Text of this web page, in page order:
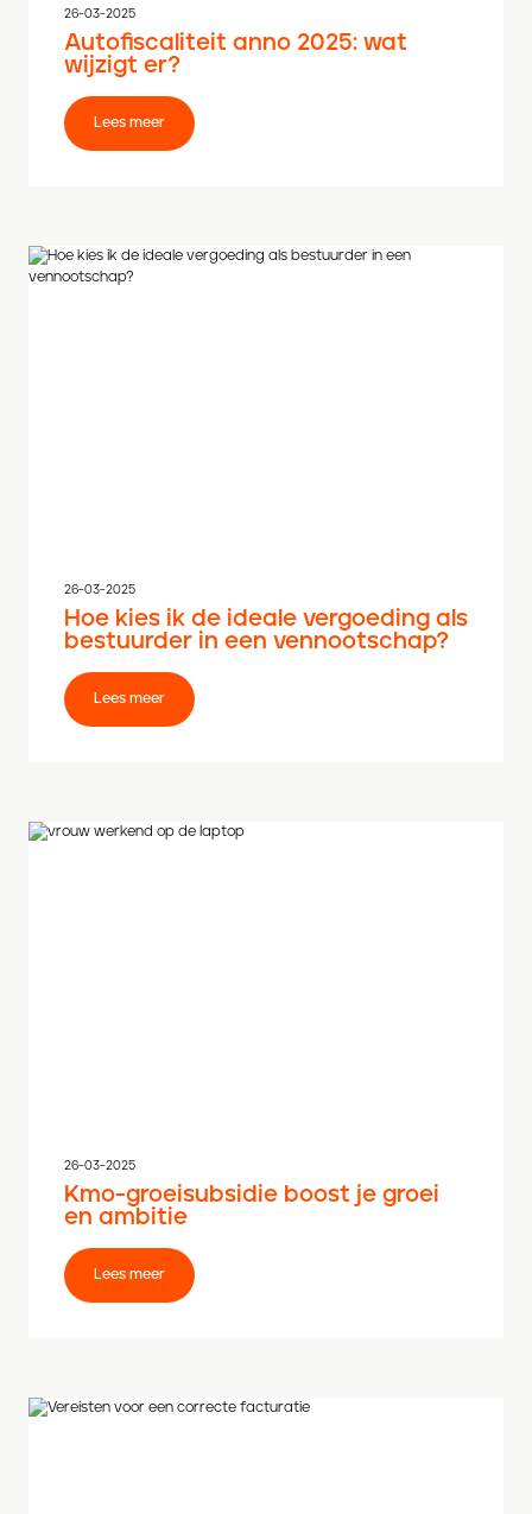
26-03-2025
Autofiscaliteit anno 2025: wat
wijzigt er?
Lees meer
26-03-2025
Hoe kies ik de ideale vergoeding als
bestuurder in een vennootschap?
Lees meer
26-03-2025
Kmo-groeisubsidie boost je groei
en ambitie
Lees meer